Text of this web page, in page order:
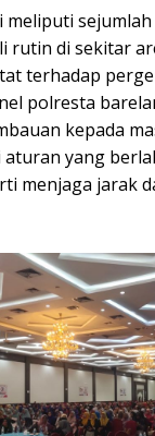
meliputi
rutin di sekitar
terhadap
polresta
kepada
yang
menjaga jarak